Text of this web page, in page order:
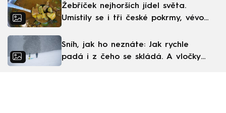
Žebříček nejhorších jídel světa.
Umístily se i tři české pokrmy, vévodí
Sníh, jak ho neznáte: Jak rychle
padá i z čeho se skládá. A vločky